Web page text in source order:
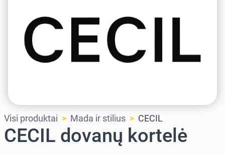
Visi produktai Mada ir stilius CECIL
CECIL dovanų kortelė